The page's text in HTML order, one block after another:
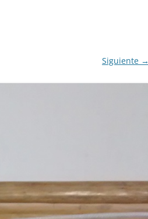
Siguiente →